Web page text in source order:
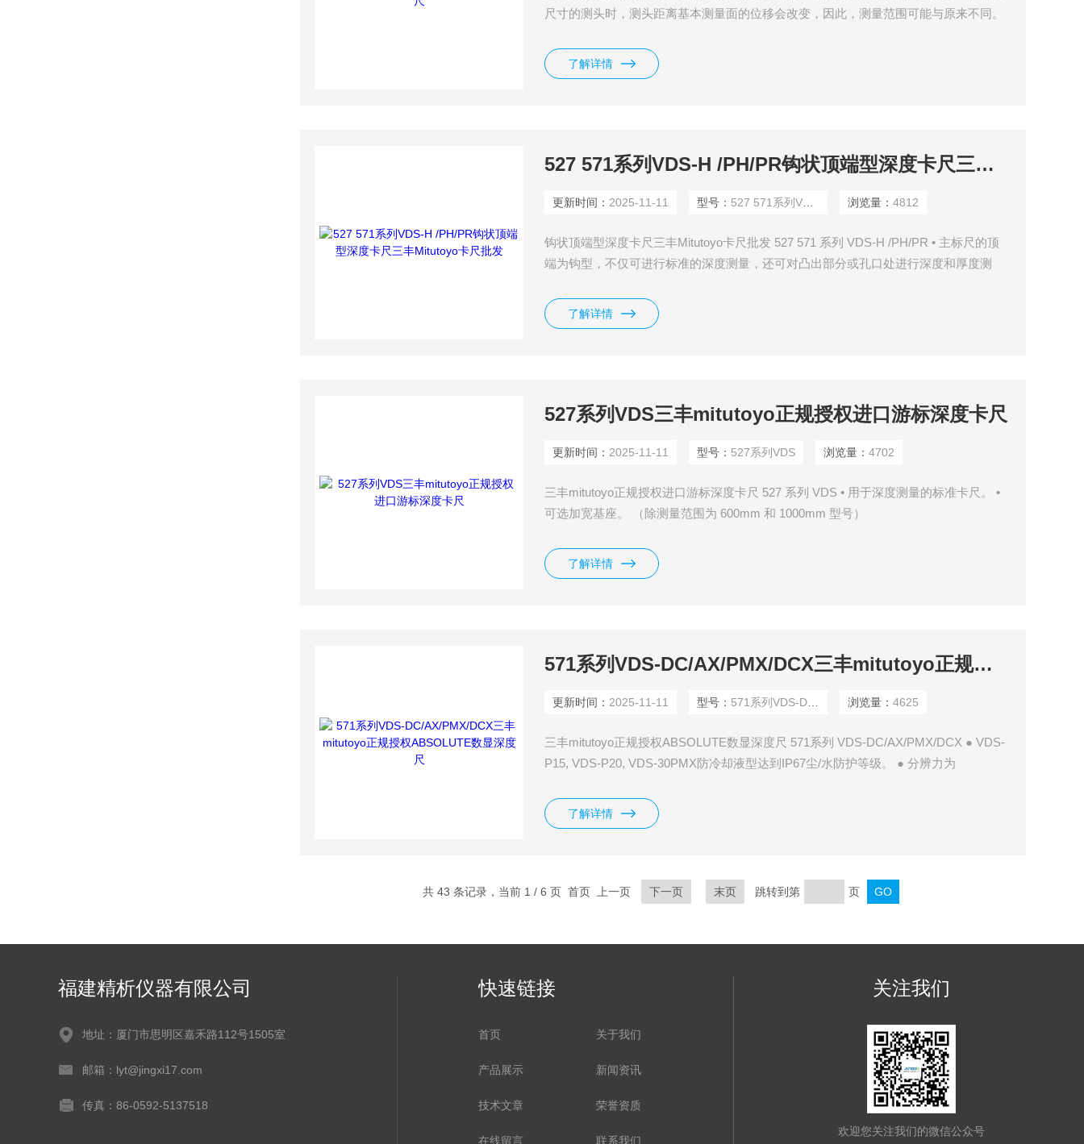
尺寸的测头时，测头距离基本测量面的位移会改变，因此，测量范围可能与原来不同。
了解详情
527 571系列VDS-H /PH/PR钩状顶端型深度卡尺三丰Mitutoyo卡尺批发
更新时间： 2025-11-11 型号： 527 571系列VDS-H /PH/PR 浏览量：4812
钩状顶端型深度卡尺三丰Mitutoyo卡尺批发 527 571 系列 VDS-H /PH/PR • 主标尺的顶
端为钩型，不仅可进行标准的深度测量，还可对凸出部分或孔口处进行深度和厚度测
测量。 • 数显卡尺 （详细信息参见 D-8 页）。 • 通过按关闭按钮，数显型显示补偿值，
可直接读数
了解详情
527系列VDS三丰mitutoyo正规授权进口游标深度卡尺
更新时间： 2025-11-11 型号： 527系列VDS 浏览量：4702
三丰mitutoyo正规授权进口游标深度卡尺 527 系列 VDS • 用于深度测量的标准卡尺。 •
可选加宽基座。 （除测量范围为 600mm 和 1000mm 型号）
了解详情
571系列VDS-DC/AX/PMX/DCX三丰mitutoyo正规授权ABSOLUTE数显深度尺
更新时间： 2025-11-11 型号： 571系列VDS-DC/AX/PMX/DCX 浏览量：4625
三丰mitutoyo正规授权ABSOLUTE数显深度尺 571系列 VDS-DC/AX/PMX/DCX ● VDS-
P15, VDS-P20, VDS-30PMX防冷却液型达到IP67尘/水防护等级。 ● 分辨力为
了解详情
共 43 条记录，当前 1 / 6 页 首页 上一页 下一页 末页 跳转到第 页
福建精析仪器有限公司
地址：厦门市思明区嘉禾路112号1505室
邮箱：lyt@jingxi17.com
传真：86-0592-5137518
快速链接
首页 关于我们
产品展示 新闻资讯
技术文章 荣誉资质
在线留言 联系我们
关注我们
欢迎您关注我们的微信公众号